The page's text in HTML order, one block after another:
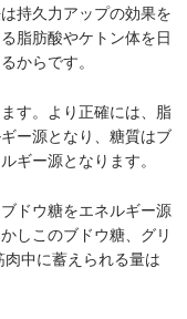
持久力アップの効果を
脂肪酸やケトン体を日
からです。
す。より正確には、脂
ー源となり、糖質はブ
ギー源となります。
ドウ糖をエネルギー源
しこのブドウ糖、グリ
中に蓄えられる量は